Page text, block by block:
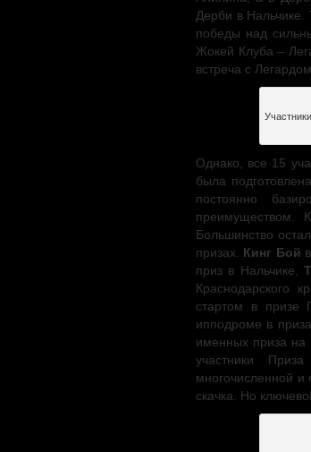
Дерби в
победы над
Жокей Клуба –
встреча с
Однако, все 15
была
постоянно
преимуществом.
Большинство
призах. Кинг Бой
приз в Нальчике,
Краснодарского
стартом в призе
ипподроме в
именных приза на
участники
многочисленной и
скачка. Но